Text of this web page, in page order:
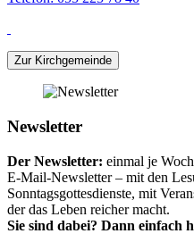
Zur Kirchgemeinde
Newsletter
Der Newsletter: einmal je
E-Mail-Newsletter – mit den
Sonntagsgottesdienste, mit
der das Leben reicher macht.
Sie sind dabei? Dann einfach